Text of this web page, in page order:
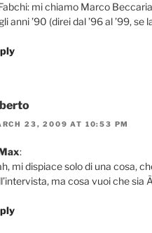
mi chiamo Marco
anni ’90 (direi dal ’96 al ’99,
23, 2009 AT 10:53 PM
:
mi dispiace solo di una cosa,
ma cosa vuoi che sia